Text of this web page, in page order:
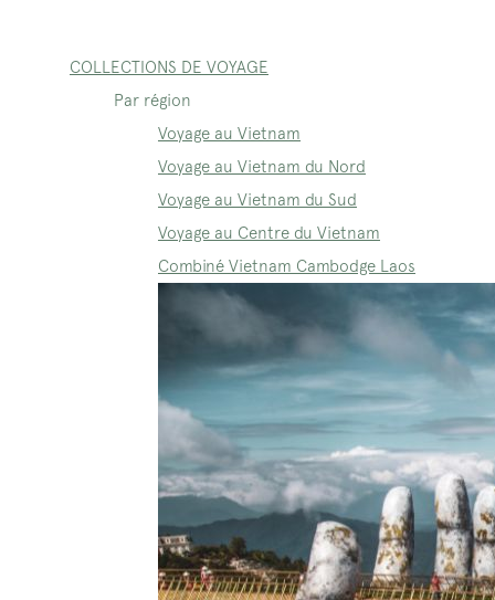
COLLECTIONS DE VOYAGE
Par région
Voyage au Vietnam
Voyage au Vietnam du Nord
Voyage au Vietnam du Sud
Voyage au Centre du Vietnam
Combiné Vietnam Cambodge Laos